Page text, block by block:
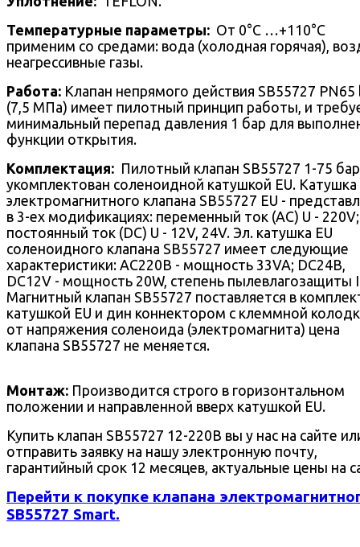
Температурные параметры: От 0°С …+110°С
применим со средами: вода (холодная горячая),
неагрессивные газы.
Работа: Клапан непрямого действия SB55727 PN65
(7,5 МПа) имеет пилотный принцип работы, и
минимальный перепад давления 1 бар для
функции открытия.
Комплектация: Пилотный клапан SB55727 1-75 бар
укомплектован соленоидной катушкой EU. Катушка
электромагнитного клапана SB55727 EU -
в 3-ех модификациях: переменный ток (AC) U - 220V;
постоянный ток (DC) U - 12V, 24V. Эл. катушка EU
соленоидного клапана SB55727 имеет следующие
характеристики: AC220В - мощность 33VA; DC24В,
DC12V - мощность 20W, степень пылевлагозащиты
Магнитный клапан SB55727 поставляется в
катушкой EU и дин коннектором с клеммной
от напряжения соленоида (электромагнита) цена
клапана SB55727 не меняется.
Монтаж: Производится строго в горизонтальном
положении и направленной вверх катушкой EU.
Купить клапан SB55727 12-220В вы у нас на сайте
отправить заявку на нашу электронную почту,
гарантийный срок 12 месяцев, актуальные цены на
Перейти к покупке клапана
SB55727 Smart.